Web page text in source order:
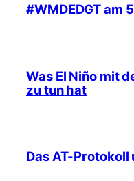
#WMDEDGT am
Was El Niño mit
zu tun hat
Das AT-Protokoll